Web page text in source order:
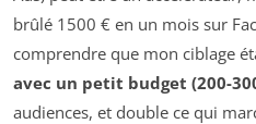
brûlé 1500 € en un mois sur
comprendre que mon ciblage
avec un petit budget (200-
audiences, et double ce qui